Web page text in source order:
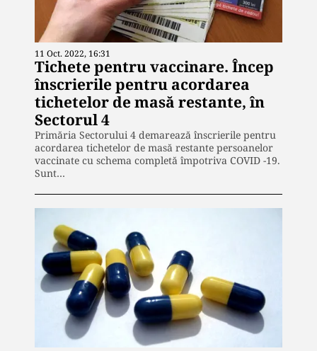
11 Oct. 2022, 16:31
Tichete pentru vaccinare. Încep
înscrierile pentru acordarea
tichetelor de masă restante, în
Sectorul 4
Primăria Sectorului 4 demarează înscrierile pentru
acordarea tichetelor de masă restante persoanelor
vaccinate cu schema completă împotriva COVID -19.
Sunt…